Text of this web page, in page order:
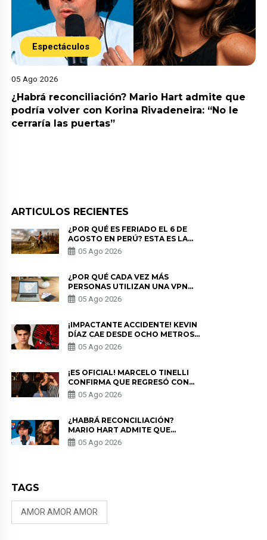
Espectáculos
05 Ago 2026
¿Habrá reconciliación? Mario Hart admite que
podría volver con Korina Rivadeneira: “No le
cerraría las puertas”
ARTICULOS RECIENTES
¿POR QUÉ ES FERIADO EL 6 DE
AGOSTO EN PERÚ? ESTA ES LA
HISTORIA
05 Ago 2026
¿POR QUÉ CADA VEZ MÁS
PERSONAS UTILIZAN UNA VPN
PARA PROTEGER SU
PRIVACIDAD?
05 Ago 2026
¡IMPACTANTE ACCIDENTE! KEVIN
DÍAZ CAE DESDE OCHO METROS
EN “ESTO ES GUERRA” Y GENERA
PREOCUPACIÓN
05 Ago 2026
¡ES OFICIAL! MARCELO TINELLI
CONFIRMA QUE REGRESÓ CON
MILETT FIGUEROA: “EL AMOR
PUDO MÁS”
05 Ago 2026
¿HABRÁ RECONCILIACIÓN?
MARIO HART ADMITE QUE
PODRÍA VOLVER CON KORINA
RIVADENEIRA: “NO LE CERRARÍA
05 Ago 2026
TAGS
AMOR AMOR AMOR